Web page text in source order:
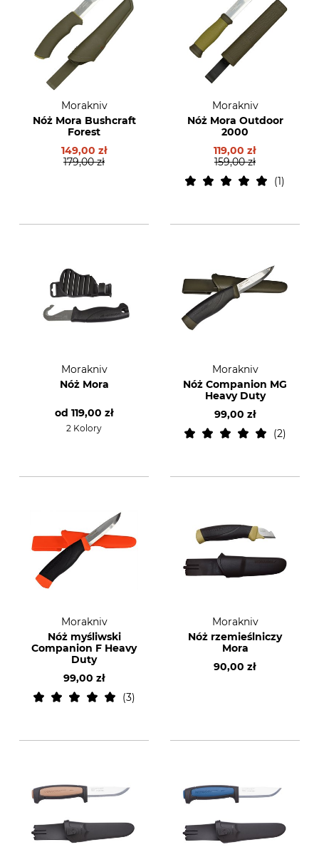
Morakniv
Nóż Mora Bushcraft
Forest
149,00 zł
179,00 zł
Morakniv
Nóż Mora Outdoor
2000
119,00 zł
159,00 zł
1
Morakniv
Nóż Mora
od 119,00 zł
2 Kolory
Morakniv
Nóż Companion MG
Heavy Duty
99,00 zł
2
Morakniv
Nóż myśliwski
Companion F Heavy
Duty
99,00 zł
3
Morakniv
Nóż rzemieślniczy
Mora
90,00 zł